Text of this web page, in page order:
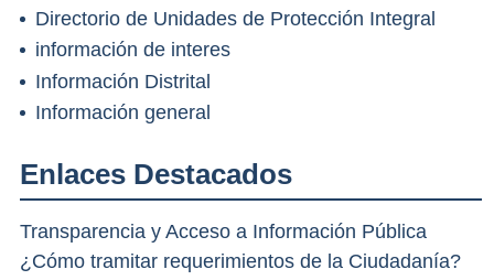
Directorio de Unidades de Protección Integral
información de interes
Información Distrital
Información general
Enlaces Destacados
Transparencia y Acceso a Información Pública
¿Cómo tramitar requerimientos de la Ciudadanía?